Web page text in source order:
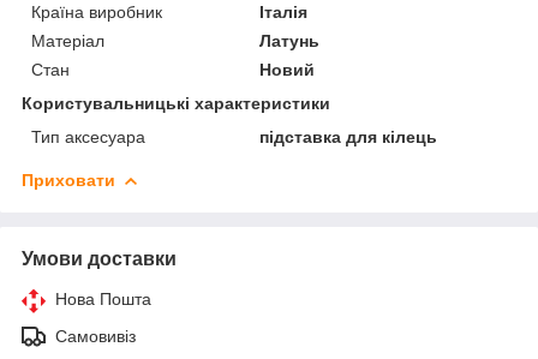
Країна виробник
Італія
Матеріал
Латунь
Стан
Новий
Користувальницькі характеристики
Тип аксесуара
підставка для кілець
Приховати
Умови доставки
Нова Пошта
Самовивіз